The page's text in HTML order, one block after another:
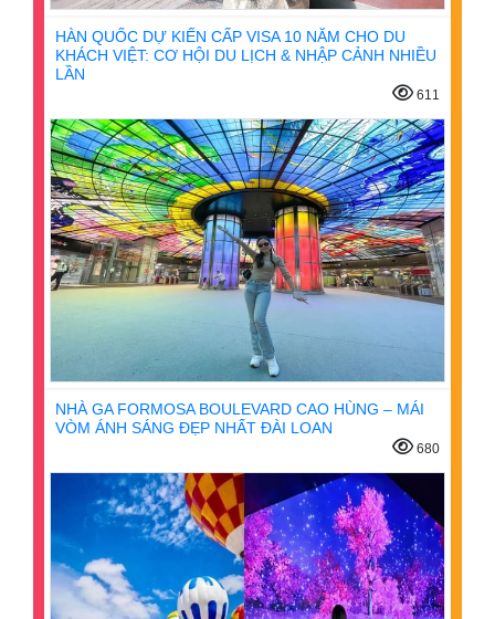
HÀN QUỐC DỰ KIẾN CẤP VISA 10 NĂM CHO DU
KHÁCH VIỆT: CƠ HỘI DU LỊCH & NHẬP CẢNH NHIỀU
LẦN
611
NHÀ GA FORMOSA BOULEVARD CAO HÙNG – MÁI
VÒM ÁNH SÁNG ĐẸP NHẤT ĐÀI LOAN
680